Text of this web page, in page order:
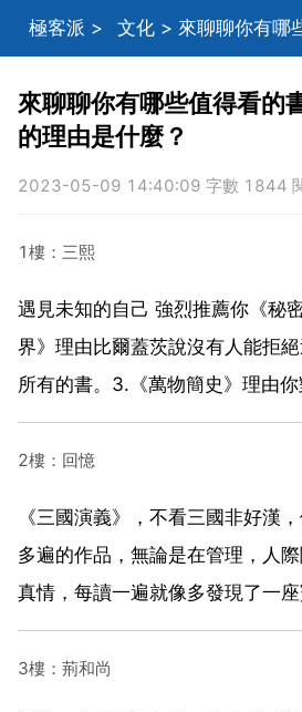
極客派 > 文化 > 來聊聊你有哪
來聊聊你有哪些值得看的
的理由是什麼？
2023-05-09 14:40:09 字數 1844
1樓：三熙
遇見未知的自己 強烈推薦你《秘
界》理由比爾蓋茨說沒有人能拒
所有的書。3.《萬物簡史》理由你
2樓：回憶
《三國演義》，不看三國非好漢
多遍的作品，無論是在管理，人
真情，每讀一遍就像多發現了一座
3樓：荊和尚